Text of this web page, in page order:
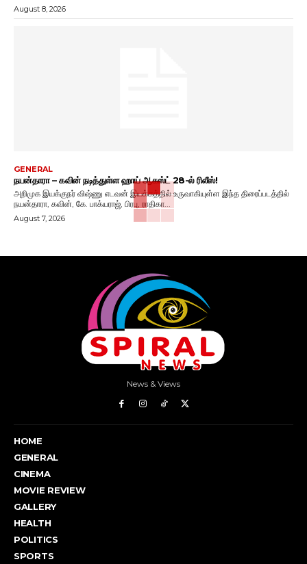
August 8, 2026
GENERAL
நயன்தாரா – கவின் நடித்துள்ள ஹாய் ஆகஸ்ட் 28-ல் ரிலீஸ்!
அறிமுக இயக்குநர் விஷ்ணு எடவன் இயக்கத்தில் உருவாகியுள்ள இந்த திரைப்படத்தில்
நயன்தாரா, கவின், கே. பாக்யராஜ், பிரபு, ராதிகா...
August 7, 2026
News & Views
HOME
GENERAL
CINEMA
MOVIE REVIEW
GALLERY
HEALTH
POLITICS
SPORTS